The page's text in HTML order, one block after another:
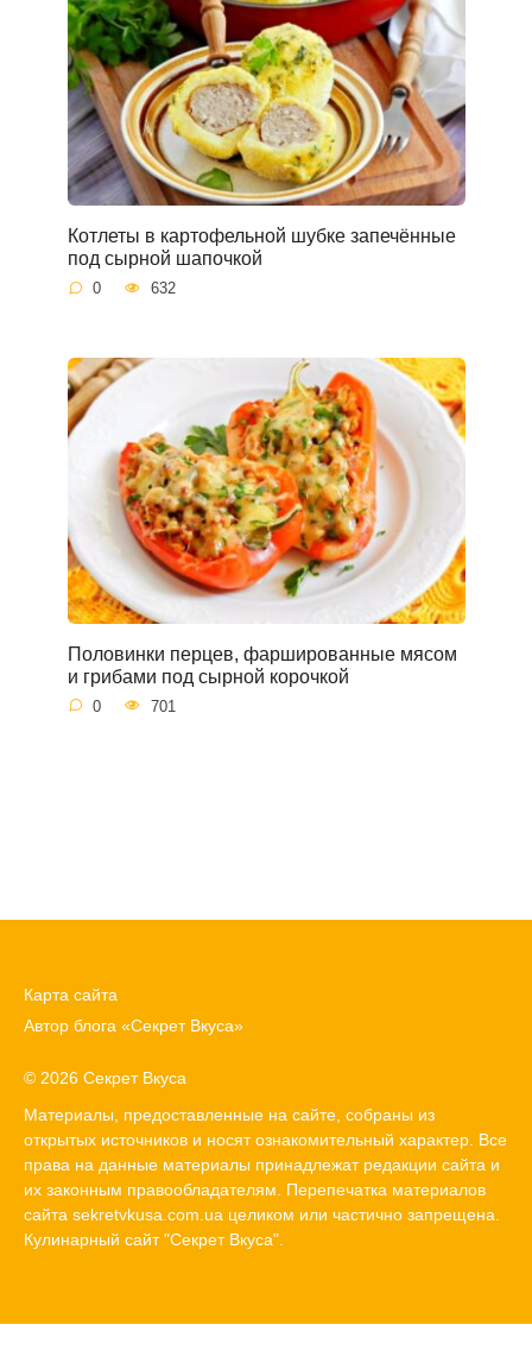
Котлеты в картофельной шубке запечённые
под сырной шапочкой
0 632
Половинки перцев, фаршированные мясом
и грибами под сырной корочкой
0 701
Карта сайта
Автор блога «Секрет Вкуса»
© 2026 Секрет Вкуса
Материалы, предоставленные на сайте, собраны из
открытых источников и носят ознакомительный характер. Все
права на данные материалы принадлежат редакции сайта и
их законным правообладателям. Перепечатка материалов
сайта sekretvkusa.com.ua целиком или частично запрещена.
Кулинарный сайт "Секрет Вкуса".